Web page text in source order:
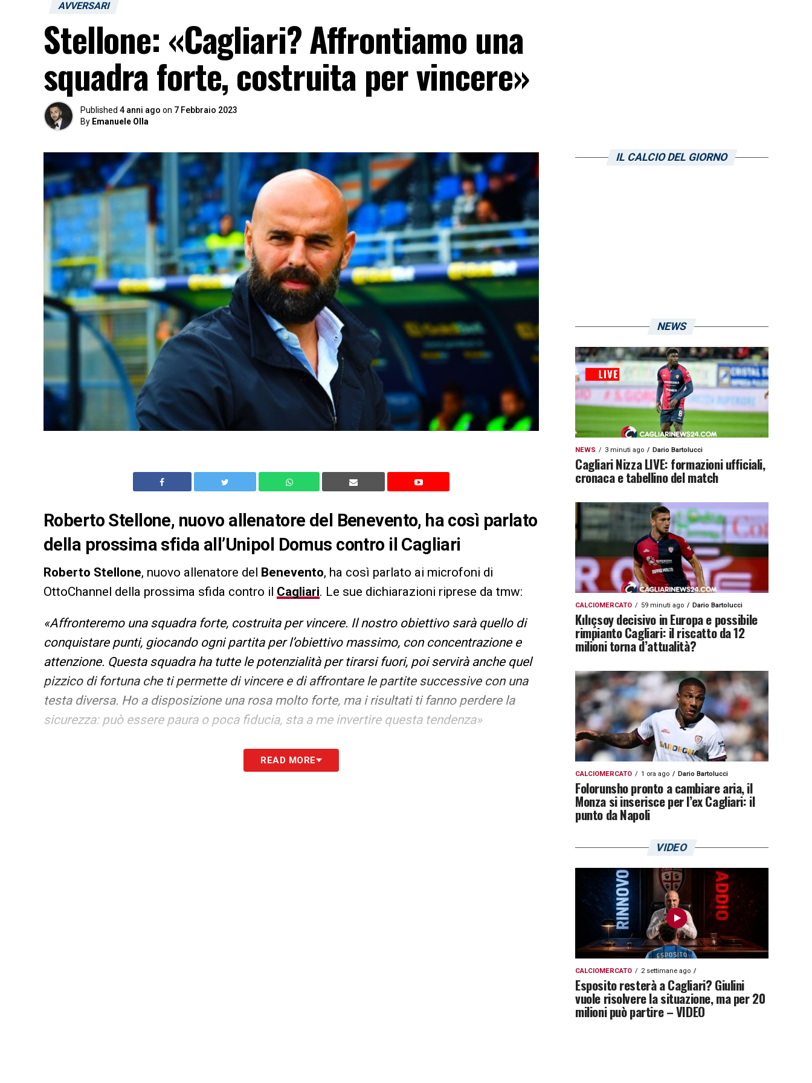
AVVERSARI
Stellone: «Cagliari? Affrontiamo una
squadra forte, costruita per vincere»
Published 4 anni ago on 7 Febbraio 2023
By Emanuele Olla
Roberto Stellone, nuovo allenatore del Benevento, ha così parlato
della prossima sfida all’Unipol Domus contro il Cagliari
Roberto Stellone, nuovo allenatore del Benevento, ha così parlato ai microfoni di
OttoChannel della prossima sfida contro il Cagliari. Le sue dichiarazioni riprese da tmw:
«Affronteremo una squadra forte, costruita per vincere. Il nostro obiettivo sarà quello di
conquistare punti, giocando ogni partita per l’obiettivo massimo, con concentrazione e
attenzione. Questa squadra ha tutte le potenzialità per tirarsi fuori, poi servirà anche quel
pizzico di fortuna che ti permette di vincere e di affrontare le partite successive con una
testa diversa. Ho a disposizione una rosa molto forte, ma i risultati ti fanno perdere la
sicurezza: può essere paura o poca fiducia, sta a me invertire questa tendenza»
LA PLAYLIST DELLE NOSTRE TOP NEWSREAD MORE
IL CALCIO DEL GIORNO
NEWS
NEWS 3 minuti ago Dario Bartolucci
Cagliari Nizza LIVE: formazioni ufficiali,
cronaca e tabellino del match
CALCIOMERCATO 59 minuti ago Dario Bartolucci
Kılıçsoy decisivo in Europa e possibile
rimpianto Cagliari: il riscatto da 12
milioni torna d’attualità?
CALCIOMERCATO 1 ora ago Dario Bartolucci
Folorunsho pronto a cambiare aria, il
Monza si inserisce per l’ex Cagliari: il
punto da Napoli
VIDEO
CALCIOMERCATO 2 settimane ago
Esposito resterà a Cagliari? Giulini
vuole risolvere la situazione, ma per 20
milioni può partire – VIDEO